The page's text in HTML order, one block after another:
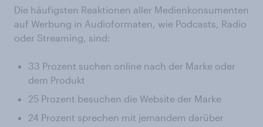
Die häufigsten Reaktionen aller Medienkonsumenten
auf Werbung in Audioformaten, wie Podcasts, Radio
oder Streaming, sind:
33 Prozent suchen online nach der Marke oder
dem Produkt
25 Prozent besuchen die Website der Marke
24 Prozent sprechen mit jemandem darüber